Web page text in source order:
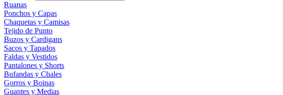
Ruanas
Ponchos y Capas
Chaquetas y Camisas
Tejido de Punto
Buzos y Cardigans
Sacos y Tapados
Faldas y Vestidos
Pantalones y Shorts
Bufandas y Chales
Gorros y Boinas
Guantes y Medias